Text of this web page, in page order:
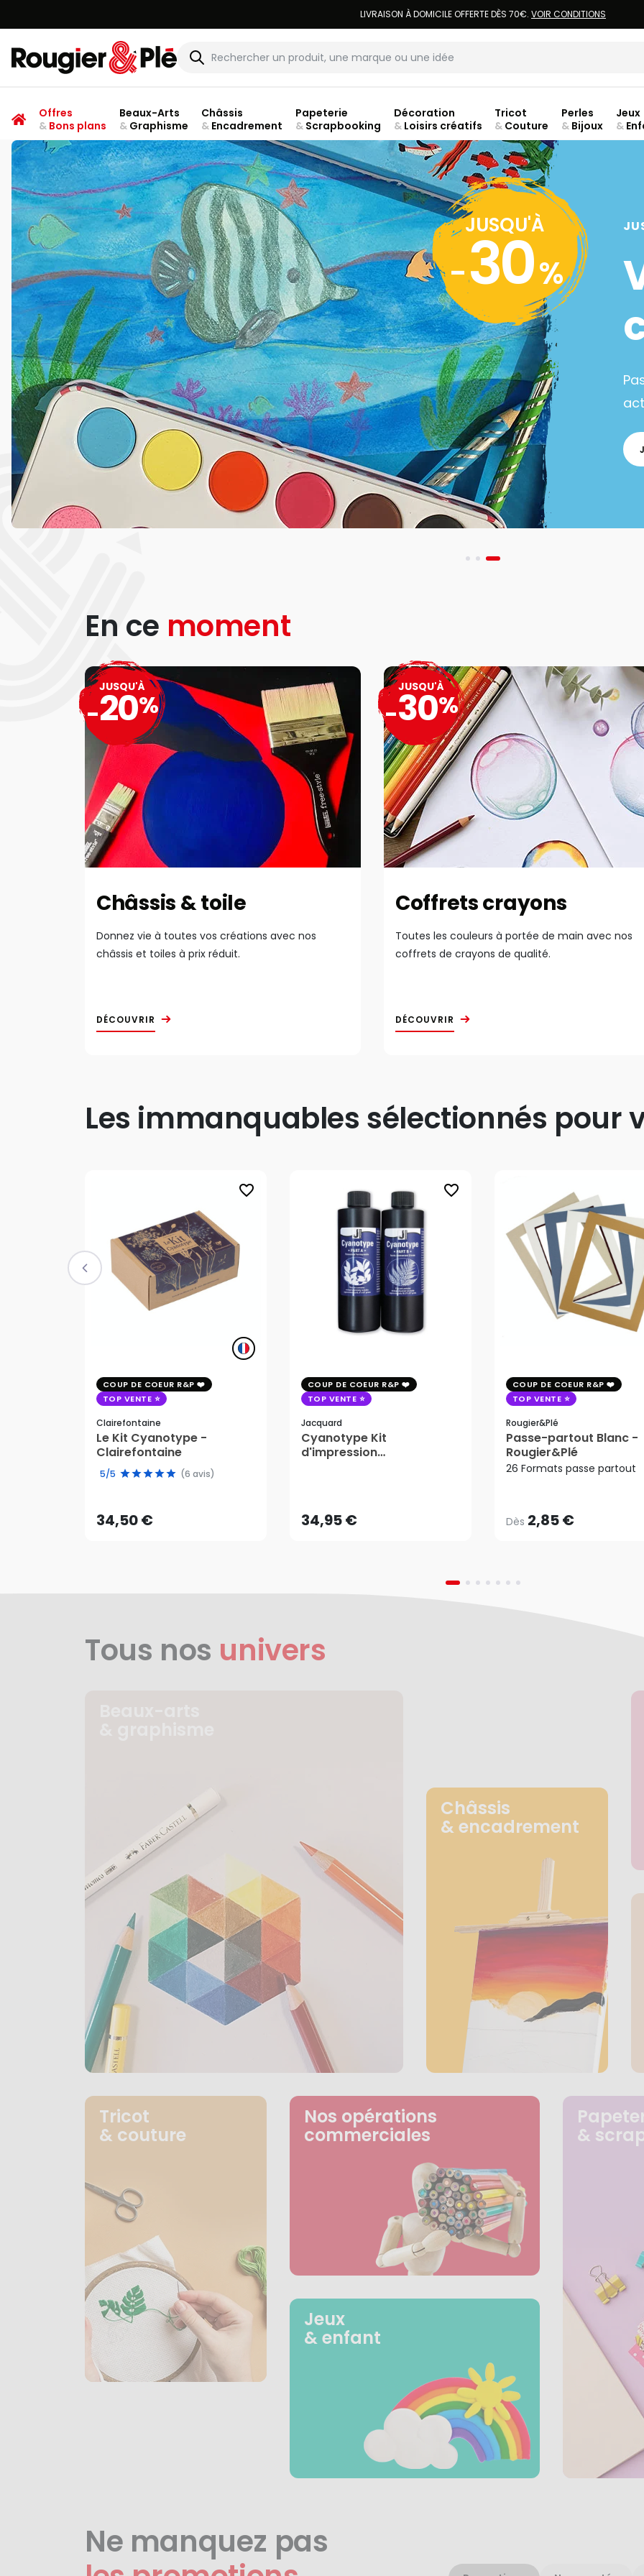
LIVRAISON À DOMICILE OFFERTE DÈS 70€. VOIR CONDITIONS
Rougier & Plé
Offres
&Bons plans
Beaux-Arts
&Graphisme
Châssis
&Encadrement
Papeterie
&Scrapbooking
Décoration
&Loisirs créatifs
Tricot
& Couture
Perles
& Bijoux
Jeux
&
JUSQU'À
-30%
En ce moment
Châssis & toile
Donnez vie à toutes vos créations avec nos
châssis et toiles à prix réduit.
DÉCOUVRIR
JUSQU'À
-20%
Coffrets crayons
Toutes les couleurs à portée de main avec nos
coffrets de crayons de qualité.
DÉCOUVRIR
JUSQU'À
-30%
Les immanquables sélectionnés pour
favorite_border
COUP DE COEUR R&P
TOP VENTE
Clairefontaine
Le Kit Cyanotype -
Clairefontaine
5/5 (6 avis)
34,50 €
34,50 €
AJOUTER AU PANIER
favorite_border
COUP DE COEUR R&P
TOP VENTE
Jacquard
Cyanotype Kit
d'impression
34,95 €AJOUTER AU PANIER
COUP DE COEUR R&P
TOP VENTE
Rougier&plé
Passe-partout Blanc -
Rougier&Plé
26 Formats passe partout
Dès 2,85 €
Dès2,85 €
Tous nos univers
Châssis
& encadrement
Tricot
& couture
Nos opérations
commerciales
Jeux
& enfant
&
Ne manquez pas